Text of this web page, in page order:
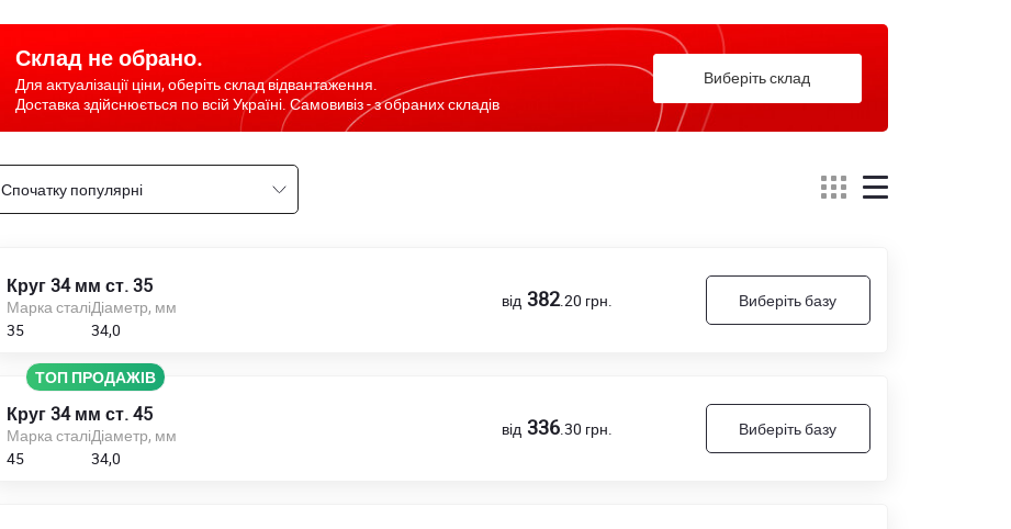
Склад не обрано.
Для актуалізації ціни, оберіть склад відвантаження.
Доставка здійснюється по всій Україні. Самовивіз - з обраних складів
Виберіть склад
Спочатку популярні
Круг 34 мм ст. 35
Марка сталі
35
Діаметр, мм
34,0
від 382.20 грн. Виберіть базу
ТОП ПРОДАЖІВ
Круг 34 мм ст. 45
Марка сталі
45
Діаметр, мм
34,0
від 336.30 грн. Виберіть базу